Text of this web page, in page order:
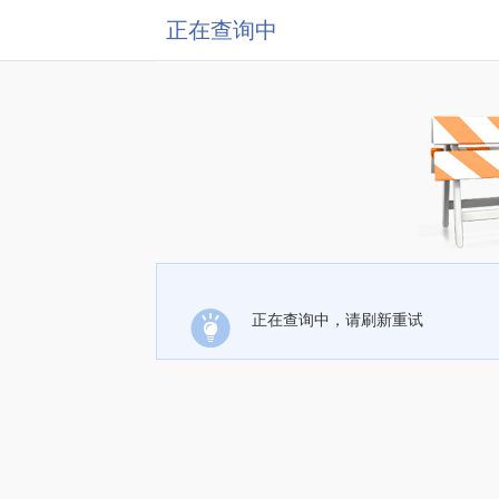
正在查询中
正在查询中，请刷新重试